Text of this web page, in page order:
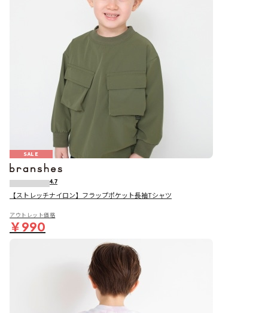
SALE
4.7
【ストレッチナイロン】フラップポケット長袖Tシャツ
アウトレット価格
￥990